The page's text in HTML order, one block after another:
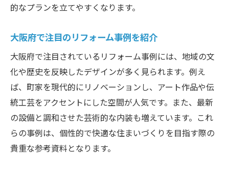
的なプランを立てやすくなります。
大阪府で注目のリフォーム事例を紹介
大阪府で注目されているリフォーム事例には、地域の文
化や歴史を反映したデザインが多く見られます。例え
ば、町家を現代的にリノベーションし、アート作品や伝
統工芸をアクセントにした空間が人気です。また、最新
の設備と調和させた芸術的な内装も増えています。これ
らの事例は、個性的で快適な住まいづくりを目指す際の
貴重な参考資料となります。